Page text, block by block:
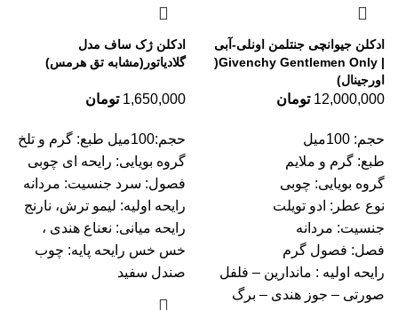
ادکلن جیوانچی جنتلمن اونلی-آبی
| Givenchy Gentlemen Only(
اورجینال)
12,000,000 تومان
حجم: 100میل
طبع: گرم و ملایم
گروه بویایی: چوبی
نوع عطر: ادو تویلت
جنسیت: مردانه
فصل: فصول گرم
رايحه اوليه : ماندارین – فلفل
صورتی – جوز هندی – برگ
ادکلن ژک ساف مدل
گلادیاتور(مشابه تق هرمس)
1,650,000 تومان
حجم:100میل طبع: گرم و تلخ
گروه بویایی: رایحه ای چوبی
فصول: سرد جنسیت: مردانه
رایحه اولیه: لیمو ترش، نارنج
رایحه میانی: نعناع هندی ،
خس خس رایحه پایه: چوب
صندل سفید